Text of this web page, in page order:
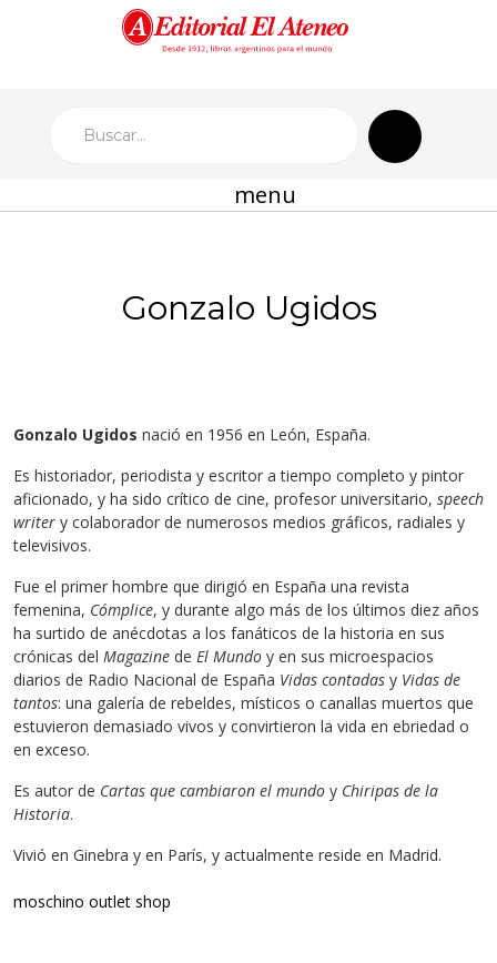
menu
Gonzalo Ugidos
Gonzalo Ugidos nació en 1956 en León, España.
Es historiador, periodista y escritor a tiempo completo y pintor
aficionado, y ha sido crítico de cine, profesor universitario, speech
writer y colaborador de numerosos medios gráficos, radiales y
televisivos.
Fue el primer hombre que dirigió en España una revista
femenina, Cómplice, y durante algo más de los últimos diez años
ha surtido de anécdotas a los fanáticos de la historia en sus
crónicas del Magazine de El Mundo y en sus microespacios
diarios de Radio Nacional de España Vidas contadas y Vidas de
tantos: una galería de rebeldes, místicos o canallas muertos que
estuvieron demasiado vivos y convirtieron la vida en ebriedad o
en exceso.
Es autor de Cartas que cambiaron el mundo y Chiripas de la
Historia.
Vivió en Ginebra y en París, y actualmente reside en Madrid.
moschino outlet shop